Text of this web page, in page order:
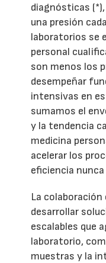
diagnósticas
una presión
laboratorios se
personal
son menos los
desempeñar
intensivas en
sumamos el
y la tendencia
medicina
acelerar los
eficiencia
La
desarrollar
escalables que
laboratorio,
muestras y la